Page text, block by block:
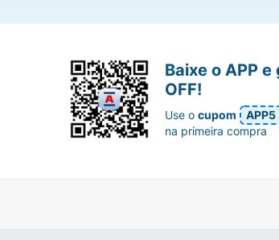
uma infinidade de tons e proporcionam as
desejar, ou clareá-los em até 2 tons, e até
Baixe o APP e
OFF!
Use ocupom
APP5
na primeira compra